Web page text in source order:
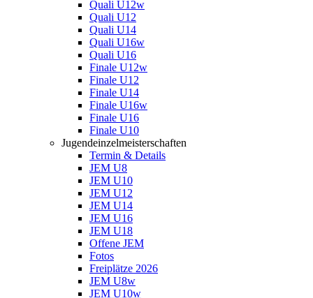
Quali U12w
Quali U12
Quali U14
Quali U16w
Quali U16
Finale U12w
Finale U12
Finale U14
Finale U16w
Finale U16
Finale U10
Jugendeinzelmeisterschaften
Termin & Details
JEM U8
JEM U10
JEM U12
JEM U14
JEM U16
JEM U18
Offene JEM
Fotos
Freiplätze 2026
JEM U8w
JEM U10w